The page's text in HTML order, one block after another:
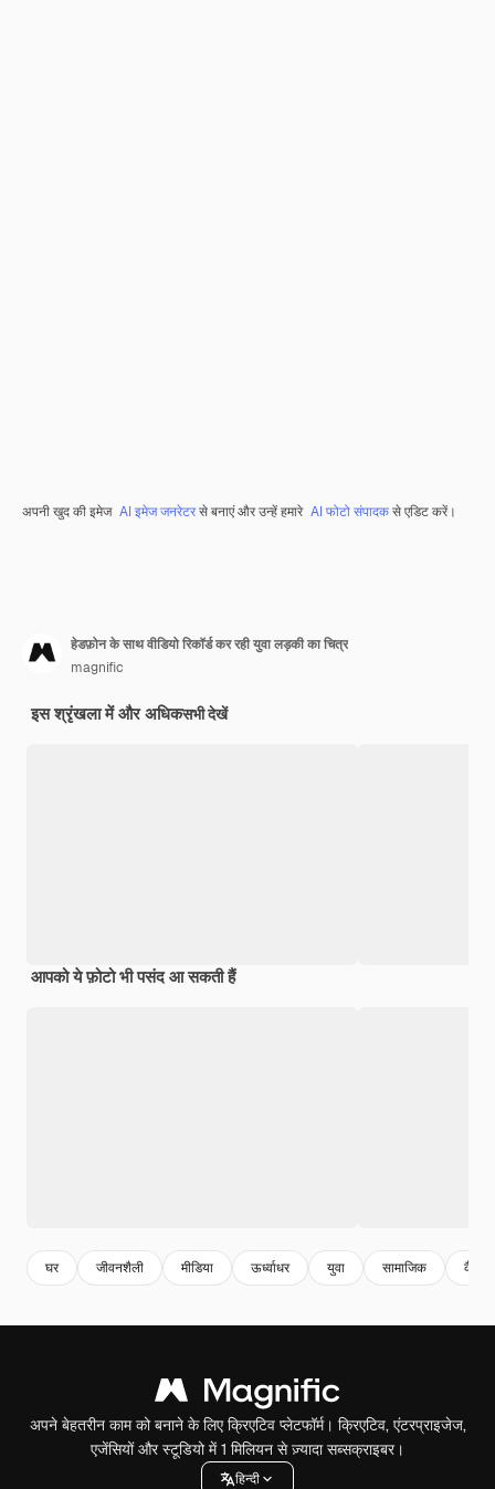
अपनी खुद की इमेज AI इमेज जनरेटरसे बनाएं और उन्हें हमारे AI फोटो संपादकसे एडिट करें।
हेडफ़ोन के साथ वीडियो रिकॉर्ड कर रही युवा लड़की का चित्र
magnific
इस श्रृंखला में और अधिकसभी देखें
आपको ये फ़ोटो भी पसंद आ सकती हैं
घर जीवनशैली मीडिया ऊर्ध्वाधर युवा सामाजिक कैमरा
अपने बेहतरीन काम को बनाने के लिए क्रिएटिव प्लेटफॉर्म। क्रिएटिव, एंटरप्राइजेज,
एजेंसियों और स्टूडियो में 1 मिलियन से ज़्यादा सब्सक्राइबर।
हिन्दी